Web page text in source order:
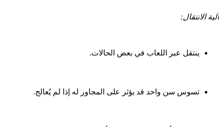
آلية الانتقال:
ينتقل عبر اللعاب في بعض الحالات.
تسوس سن واحد قد يؤثر على المجاور له إذا لم يُعالج.